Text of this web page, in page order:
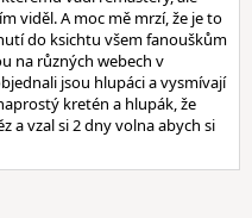
viděl. A moc mě mrzí, že je to
do ksichtu všem fanouškům
na různých webech v
jsou hlupáci a vysmívají
kretén a hlupák, že
a vzal si 2 dny volna abych si